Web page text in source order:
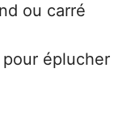
ou carré
éplucher